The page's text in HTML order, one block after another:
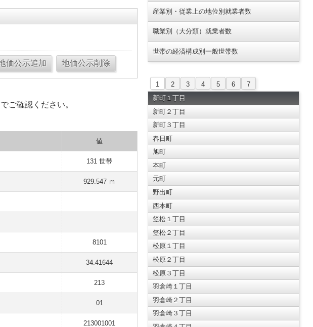
でご確認ください。
値
131 世帯
929.547 ｍ
8101
34.41644
213
01
213001001
産業別・従業上の地位別就業者数
職業別（大分類）就業者数
世帯の経済構成別一般世帯数
1 2 3 4 5 6
7
新町１丁目
新町２丁目
新町３丁目
春日町
旭町
本町
元町
野出町
西本町
笠松１丁目
笠松２丁目
松原１丁目
松原２丁目
松原３丁目
羽倉崎１丁目
羽倉崎２丁目
羽倉崎３丁目